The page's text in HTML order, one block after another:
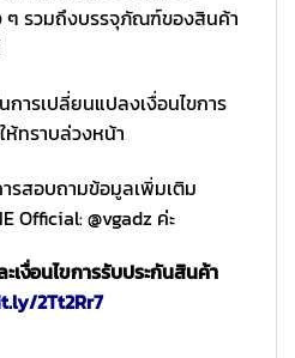
รวมถึงบรรจุภัณฑ์ของสินค้า
ารเปลี่ยนแปลงเงื่อนไขการ
ห้ทราบล่วงหน้า
รสอบถามข้อมูลเพิ่มเติม
Official: @vgadz ค่ะ
เงื่อนไขการรับประกันสินค้า
2Tt2Rr7